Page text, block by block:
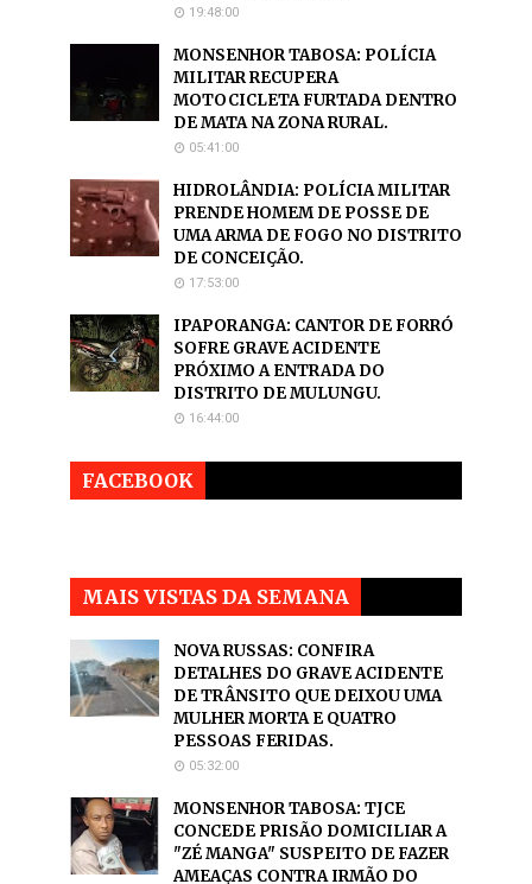
19:48:00
MONSENHOR TABOSA: POLÍCIA
MILITAR RECUPERA
MOTOCICLETA FURTADA DENTRO
DE MATA NA ZONA RURAL.
05:41:00
HIDROLÂNDIA: POLÍCIA MILITAR
PRENDE HOMEM DE POSSE DE
UMA ARMA DE FOGO NO DISTRITO
DE CONCEIÇÃO.
17:53:00
IPAPORANGA: CANTOR DE FORRÓ
SOFRE GRAVE ACIDENTE
PRÓXIMO A ENTRADA DO
DISTRITO DE MULUNGU.
16:44:00
FACEBOOK
MAIS VISTAS DA SEMANA
NOVA RUSSAS: CONFIRA
DETALHES DO GRAVE ACIDENTE
DE TRÂNSITO QUE DEIXOU UMA
MULHER MORTA E QUATRO
PESSOAS FERIDAS.
05:32:00
MONSENHOR TABOSA: TJCE
CONCEDE PRISÃO DOMICILIAR A
"ZÉ MANGA" SUSPEITO DE FAZER
AMEAÇAS CONTRA IRMÃO DO